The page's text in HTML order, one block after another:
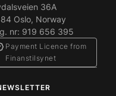
36A
Oslo, Norway
nr: 919 656 395
Payment Licence from
Finanstilsynet